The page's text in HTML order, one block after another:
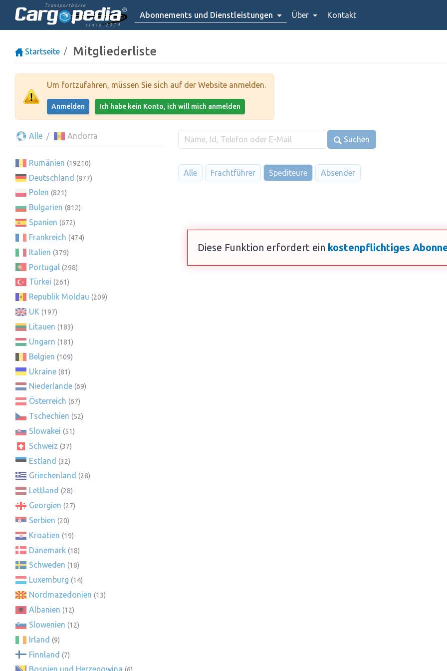
Transportbörse
since 2014
Abonnements und Dienstleistungen Über Kontakt
Startseite Mitgliederliste
Um fortzufahren, müssen Sie sich auf der Website anmelden.
Anmelden Ich habe kein Konto, ich will mich anmelden
Alle Andorra
Rumänien (19210)
Deutschland (877)
Polen (821)
Bulgarien (812)
Spanien (672)
Frankreich (474)
Italien (379)
Portugal (298)
Türkei (261)
Republik Moldau (209)
UK (197)
Litauen (183)
Ungarn (181)
Belgien (109)
Ukraine (81)
Niederlande (69)
Österreich (67)
Tschechien (52)
Slowakei (51)
Schweiz (37)
Estland (32)
Griechenland (28)
Lettland (28)
Georgien (27)
Serbien (20)
Kroatien (19)
Dänemark (18)
Schweden (18)
Luxemburg (14)
Nordmazedonien (13)
Albanien (12)
Slowenien (12)
Irland (9)
Finnland (7)
Bosnien und Herzegowina
Suchen
Alle Frachtführer Spediteure Absender
Diese Funktion erfordert ein kostenpflichtiges